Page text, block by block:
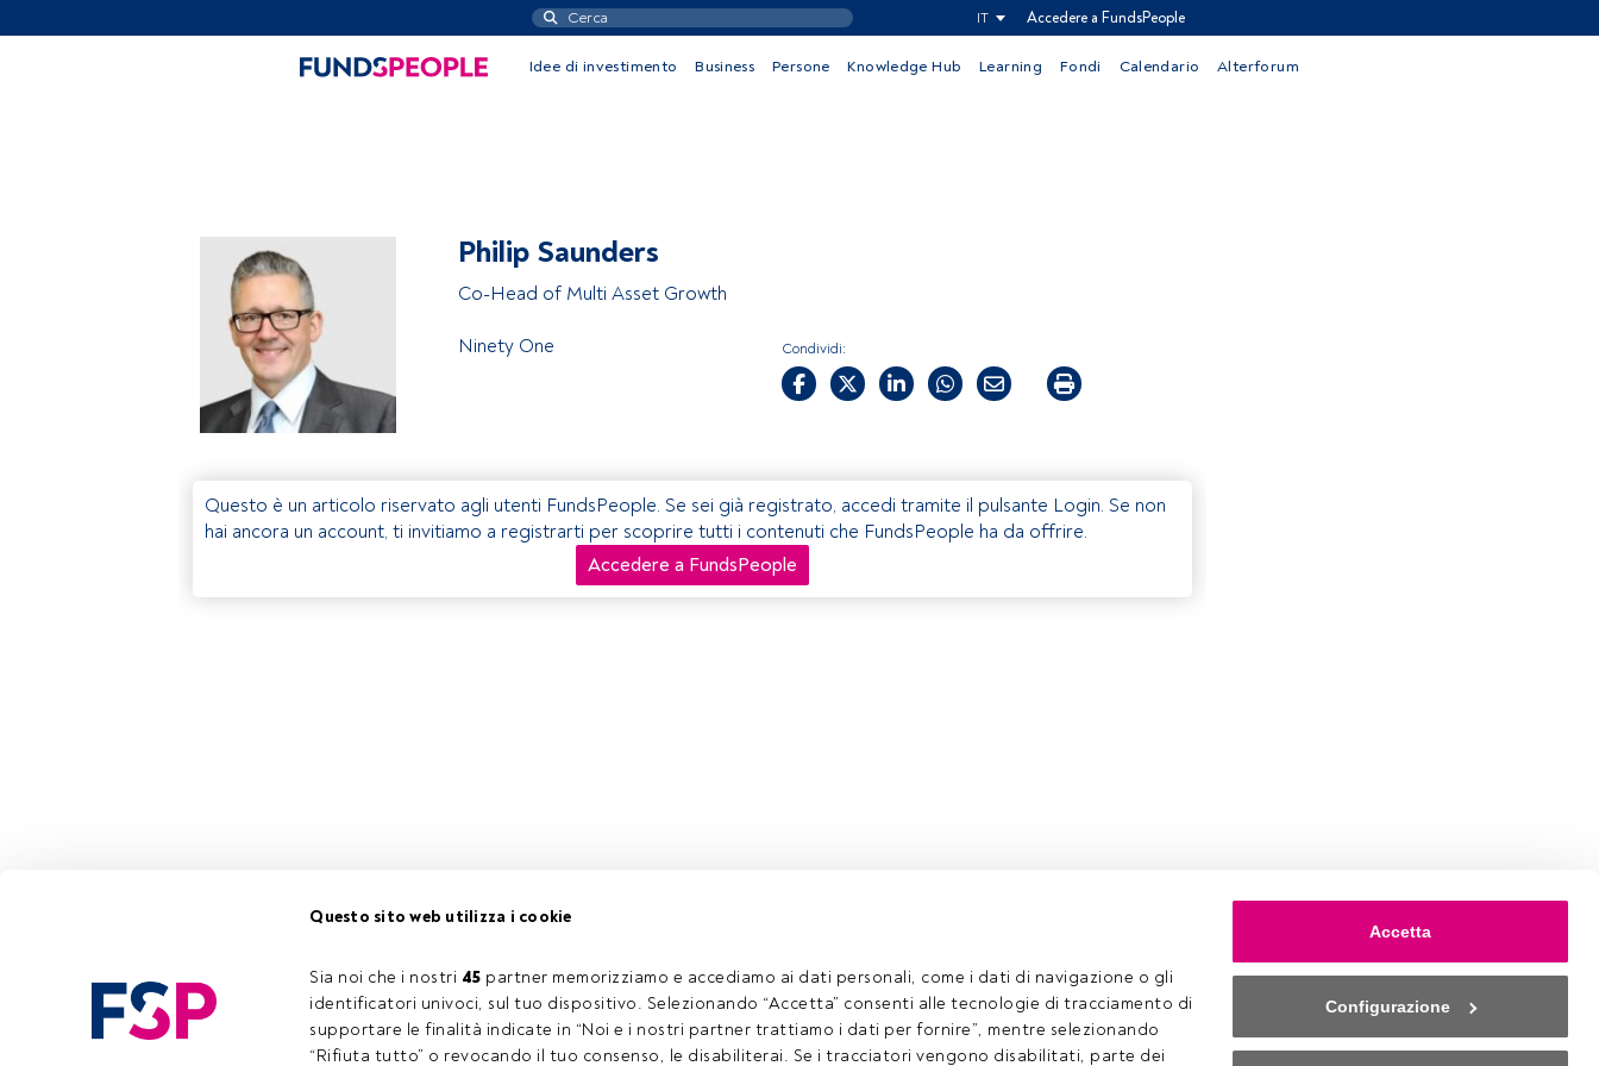
Questo sito web utilizza i cookie
Sia noi che i nostri 45 partner memorizziamo e accediamo ai dati personali, come i dati di navigazione o gli
identificatori univoci, sul tuo dispositivo. Selezionando “Accetta” consenti alle tecnologie di tracciamento di
supportare le finalità indicate in “Noi e i nostri partner trattiamo i dati per fornire”, mentre selezionando
“Rifiuta tutto” o revocando il tuo consenso, le disabiliterai. Se i tracciatori vengono disabilitati, parte dei
Accetta
Configurazione
IT Accedere a FundsPeople
Idee di investimento Business Persone Knowledge Hub Learning Fondi Calendario Alterforum
Philip Saunders
Co-Head of Multi Asset Growth
Ninety One Condividi:
Questo è un articolo riservato agli utenti FundsPeople. Se sei già registrato, accedi tramite il pulsante Login. Se non
hai ancora un account, ti invitiamo a registrarti per scoprire tutti i contenuti che FundsPeople ha da offrire.
Accedere a FundsPeople